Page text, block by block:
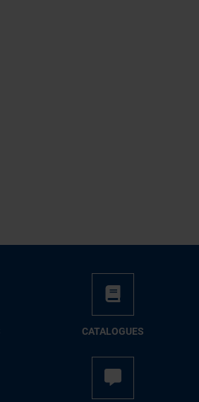
CATALOGUES